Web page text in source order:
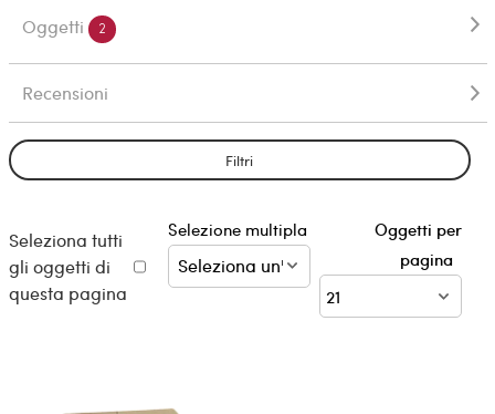
Oggetti 2
Recensioni
Filtri
Seleziona tutti
gli oggetti di
questa pagina
Selezione multipla
Oggetti per
pagina